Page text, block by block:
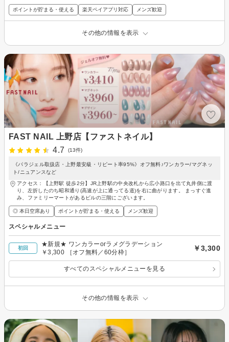
ポイントが貯まる・使える 楽天ペイアプリ対応 メンズ歓迎
その他の情報を表示
FAST NAIL 上野店【ファストネイル】
4.7
(13件)
《パラジェル取扱店・上野最安級・リピート率95%》オフ無料♪ワンカラー/マグネッ
ト/ニュアンスなど
アクセス：【上野駅 徒歩2分】JR上野駅の中央改札から広小路口を出て丸井側に渡
り、左折したのち昭和通り(高速が上に通ってる道)を右に曲がります。 まっすぐ進
み、ファミリーマートがあるビルの三階にございます。
◎ 本日空席あり ポイントが貯まる・使える メンズ歓迎
スペシャルメニュー
初回
★新規★ ワンカラーorラメグラデーション
￥3,300 ［オフ無料／60分枠］
￥3,300
すべてのスペシャルメニューを見る
その他の情報を表示